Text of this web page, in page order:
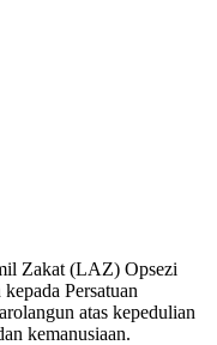
Zakat (LAZ) Opsezi
Persatuan
atas kepedulian
kemanusiaan.